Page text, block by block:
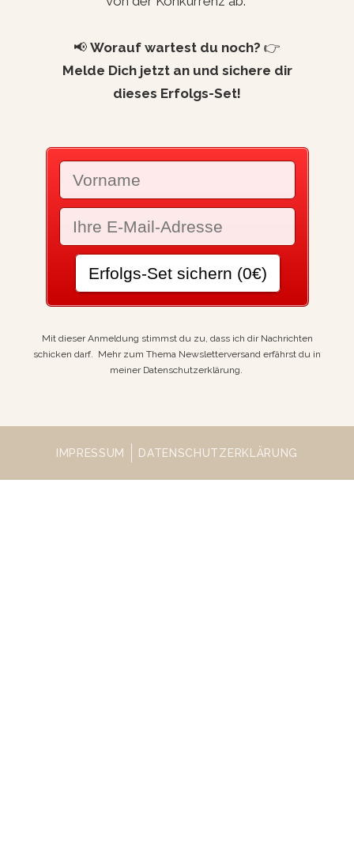
📢 Worauf wartest du noch? 👉
Melde Dich jetzt an und sichere dir
dieses Erfolgs-Set!
Mit dieser Anmeldung stimmst du zu, dass ich dir Nachrichten
schicken darf. Mehr zum Thema Newsletterversand erfährst du in
meiner Datenschutzerklärung.
IMPRESSUM DATENSCHUTZERKLÄRUNG